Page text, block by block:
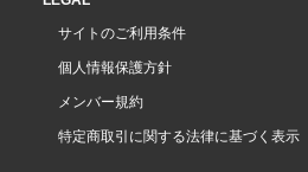
サイトのご利用条件
個人情報保護方針
メンバー規約
特定商取引に関する法律に基づく表示